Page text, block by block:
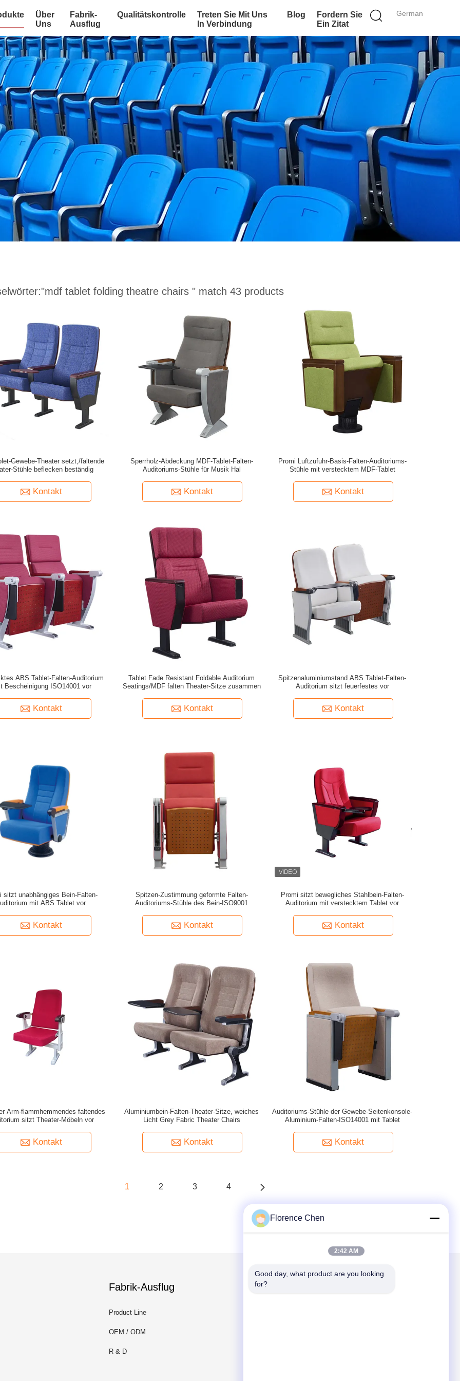
German
Über
Uns
Fabrik-
Ausflug
Qualitätskontrolle
Treten Sie Mit Uns
In Verbindung
Blog
Fordern Sie
Ein Zitat
"mdf tablet folding theatre chairs " match 43 products
Gewebe-Theater setzt,/faltende
Stühle beflecken beständig
Kontakt
Sperrholz-Abdeckung MDF-Tablet-Falten-
Auditoriums-Stühle für Musik Hal
Kontakt
Promi Luftzufuhr-Basis-Falten-Auditoriums-
Stühle mit verstecktem MDF-Tablet
Kontakt
ABS Tablet-Falten-Auditorium
Bescheinigung ISO14001 vor
Kontakt
Tablet Fade Resistant Foldable Auditorium
Seatings/MDF falten Theater-Sitze zusammen
Kontakt
Spitzenaluminiumstand ABS Tablet-Falten-
Auditorium sitzt feuerfestes vor
Kontakt
sitzt unabhängiges Bein-Falten-
mit ABS Tablet vor
Kontakt
Spitzen-Zustimmung geformte Falten-
Auditoriums-Stühle des Bein-ISO9001
Kontakt
Promi sitzt bewegliches Stahlbein-Falten-
Auditorium mit verstecktem Tablet vor
Kontakt
Arm-flammhemmendes faltendes
sitzt Theater-Möbeln vor
Kontakt
Aluminiumbein-Falten-Theater-Sitze, weiches
Licht Grey Fabric Theater Chairs
Kontakt
Auditoriums-Stühle der Gewebe-Seitenkonsole-
Aluminium-Falten-ISO14001 mit Tablet
Kontakt
1 2 3 4
Fabrik-Ausflug
Product Line
OEM / ODM
R & D
Mailen Sie uns
Florence Chen
2:42 AM
Good day, what product are you looking
for?